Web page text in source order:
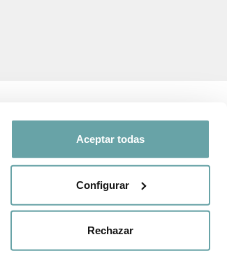
Aceptar todas
Configurar
Rechazar
SEGUEIX-NOS A
experiència amb nosaltres a